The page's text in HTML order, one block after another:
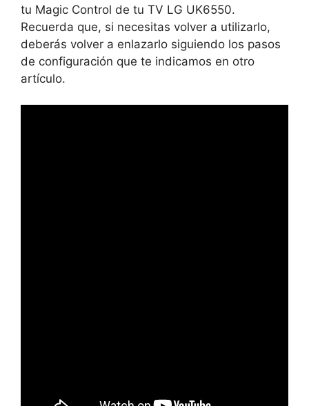
tu Magic Control de tu TV LG UK6550.
Recuerda que, si necesitas volver a utilizarlo,
deberás volver a enlazarlo siguiendo los pasos
de configuración que te indicamos en otro
artículo.